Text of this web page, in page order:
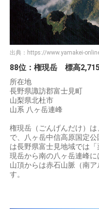
出典： https://www.yamakei-
88位：権現岳 標高
所在地
長野県諏訪郡富士見町
山梨県北杜市
山系 八ヶ岳連峰
権現岳（ごんげんだけ）
で、八ヶ岳中信高原国定
は長野県富士見地域では
現岳から南の八ヶ岳連峰に
山頂からは赤石山脈（南
す。